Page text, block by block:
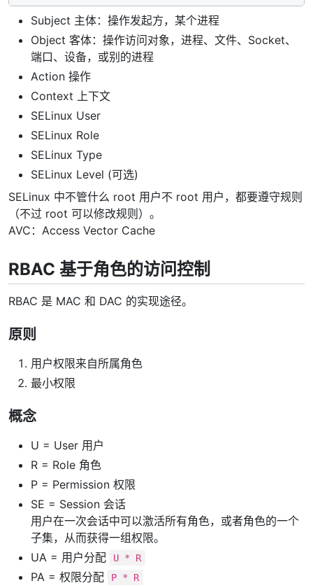
Subject 主体：操作发起方，某个进程
Object 客体：操作访问对象，进程、文件、Socket、
端口、设备，或别的进程
Action 操作
Context 上下文
SELinux User
SELinux Role
SELinux Type
SELinux Level (可选)
SELinux 中不管什么 root 用户不 root 用户，都要遵守规则
（不过 root 可以修改规则）。
AVC：Access Vector Cache
RBAC 基于角色的访问控制
RBAC 是 MAC 和 DAC 的实现途径。
原则
用户权限来自所属角色
最小权限
概念
U = User 用户
R = Role 角色
P = Permission 权限
SE = Session 会话
用户在一次会话中可以激活所有角色，或者角色的一个
子集，从而获得一组权限。
UA = 用户分配
U * R
PA = 权限分配 P * R